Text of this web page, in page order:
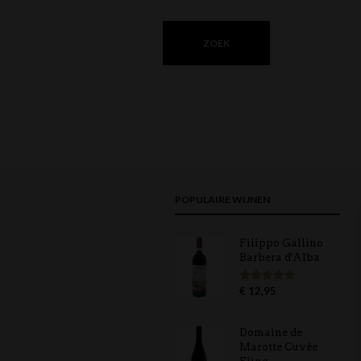
POPULAIRE WIJNEN
Filippo Gallino
Barbera d'Alba
Gewaardeerd
€ 12,95
Domaine de
Marotte Cuvée